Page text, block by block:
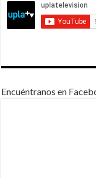
Encuéntranos en